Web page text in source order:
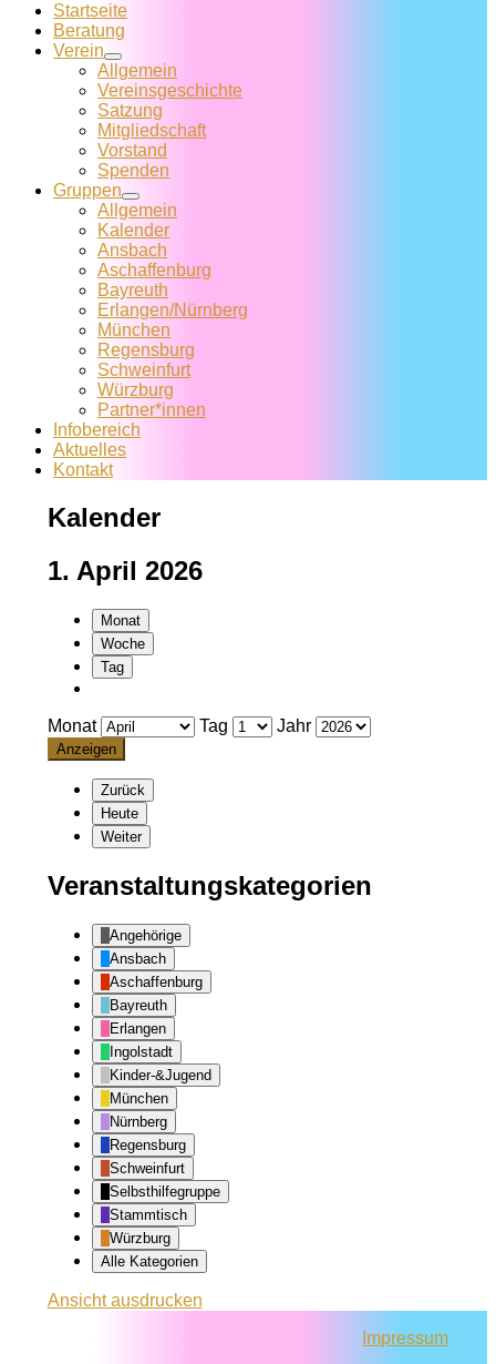
Startseite
Beratung
Verein
Allgemein
Vereins­geschichte
Satzung
Mitglied­schaft
Vorstand
Spenden
Gruppen
Allgemein
Kalender
Ansbach
Aschaffenburg
Bayreuth
Erlangen/Nürnberg
München
Regensburg
Schweinfurt
Würzburg
Partner*innen
Infobereich
Aktuelles
Kontakt
Kalender
1. April 2026
Monat
Woche
Tag
Monat Tag Jahr
Zurück
Heute
Weiter
Veranstaltungskategorien
Angehörige
Ansbach
Aschaffenburg
Bayreuth
Erlangen
Ingolstadt
Kinder-&Jugend
München
Nürnberg
Regensburg
Schweinfurt
Selbsthilfegruppe
Stammtisch
Würzburg
Alle Kategorien
Ansichtausdrucken
Impressum